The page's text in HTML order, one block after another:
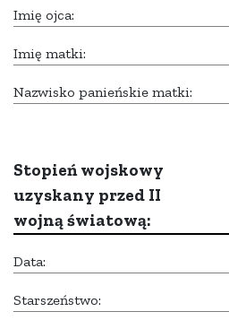
Imię ojca:
Imię matki:
Nazwisko panieńskie matki:
Stopień wojskowy
uzyskany przed II
wojną światową:
Data:
Starszeństwo: